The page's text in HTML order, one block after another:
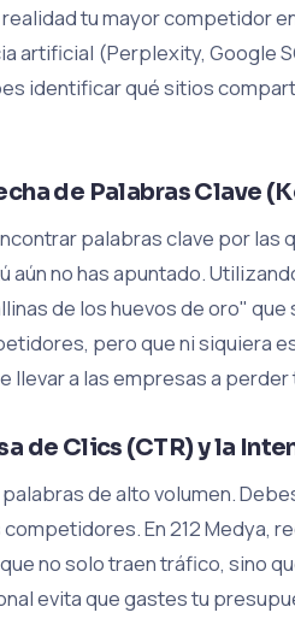
tu mayor competidor
artificial (Perplexity, Google
identificar qué sitios
de Palabras Clave
palabras clave por las
aún no has apuntado.
de los huevos de oro" que
pero que ni siquiera
llevar a las empresas a
de Clics (CTR) y la
de alto volumen.
En 212 Medya,
no solo traen tráfico, sino
evita que gastes tu